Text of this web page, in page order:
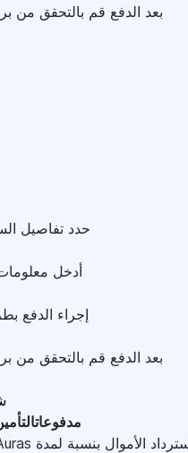
بعد الدفع قم بالتحقق من
حدد تفاصيل
أدخل
إجراء الدفع
بعد الدفع قم بالتحقق من
مدفوعات